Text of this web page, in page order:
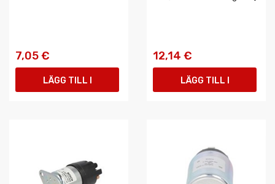
7,05 €
LÄGG TILL I
12,14 €
LÄGG TILL I